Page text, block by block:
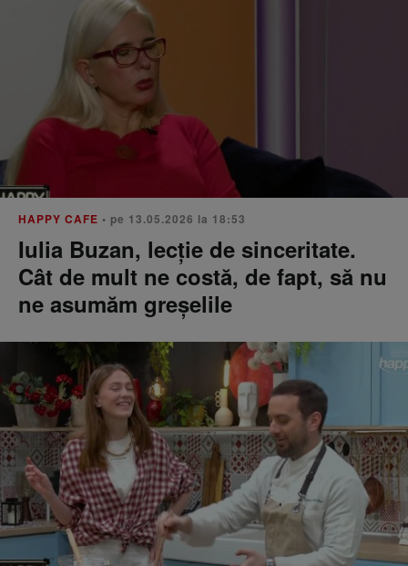
HAPPY CAFE • pe 13.05.2026 la 18:53
Iulia Buzan, lecție de sinceritate.
Cât de mult ne costă, de fapt, să nu
ne asumăm greșelile